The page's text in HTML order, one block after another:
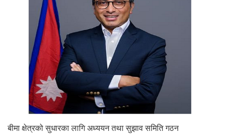
बीमा क्षेत्रको सुधारका लागि अध्ययन तथा सुझाव समिति गठन